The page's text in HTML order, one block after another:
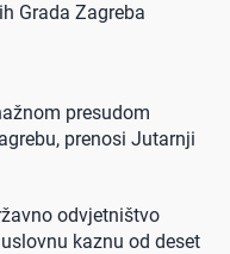
Grada Zagreba
presudom
prenosi Jutarnji
odvjetništvo
kaznu od deset